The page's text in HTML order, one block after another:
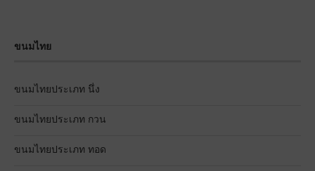
ขนมไทย
ขนมไทยประเภท นึ่ง
ขนมไทยประเภท กวน
ขนมไทยประเภท ทอด